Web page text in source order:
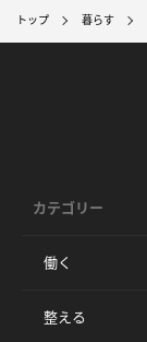
トップ 暮らす
カテゴリー
働く
整える